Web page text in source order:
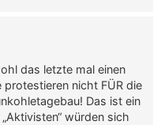
das letzte mal einen
nicht FÜR die
Das ist ein
würden sich